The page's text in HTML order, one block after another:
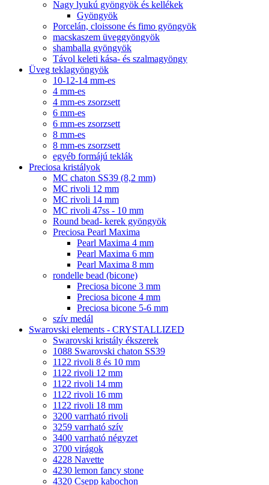
Nagy lyukú gyöngyök és kellékek
Gyöngyök
Porcelán, cloissone és fimo gyöngyök
macskaszem üveggyöngyök
shamballa gyöngyök
Távol keleti kása- és szalmagyöngy
Üveg teklagyöngyök
10-12-14 mm-es
4 mm-es
4 mm-es zsorzsett
6 mm-es
6 mm-es zsorzsett
8 mm-es
8 mm-es zsorzsett
egyéb formájú teklák
Preciosa kristályok
MC chaton SS39 (8,2 mm)
MC rivoli 12 mm
MC rivoli 14 mm
MC rivoli 47ss - 10 mm
Round bead- kerek gyöngyök
Preciosa Pearl Maxima
Pearl Maxima 4 mm
Pearl Maxima 6 mm
Pearl Maxima 8 mm
rondelle bead (bicone)
Preciosa bicone 3 mm
Preciosa bicone 4 mm
Preciosa bicone 5-6 mm
szív medál
Swarovski elements - CRYSTALLIZED
Swarovski kristály ékszerek
1088 Swarovski chaton SS39
1122 rivoli 8 és 10 mm
1122 rivoli 12 mm
1122 rivoli 14 mm
1122 rivoli 16 mm
1122 rivoli 18 mm
3200 varrható rivoli
3259 varrható szív
3400 varrható négyzet
3700 virágok
4228 Navette
4230 lemon fancy stone
4320 Csepp kabochon